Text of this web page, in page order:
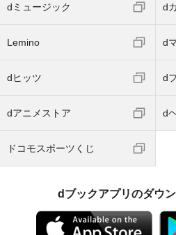
dミュージック d
Lemino d
dヒッツ d
dアニメストア d
ドコモスポーツくじ
dブックアプリのダウ